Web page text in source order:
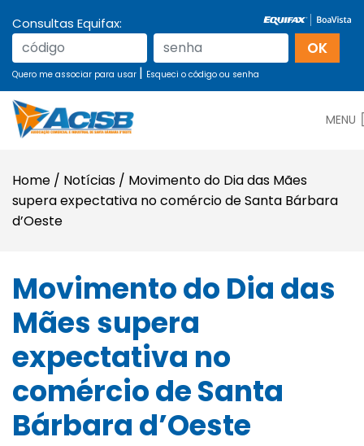
Consultas Equifax:
Quero me associar para usar | Esqueci o código ou senha
MENU
Home / Notícias / Movimento do Dia das Mães
supera expectativa no comércio de Santa Bárbara
d’Oeste
Movimento do Dia das
Mães supera
expectativa no
comércio de Santa
Bárbara d’Oeste